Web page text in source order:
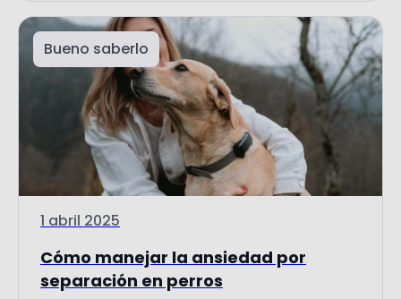
Bueno saberlo
1 abril 2025
Cómo manejar la ansiedad por
separación en perros